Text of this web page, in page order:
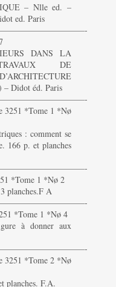
– Nlle ed. –
ed. Paris
DANS LA
DE
Didot éd. Paris
*Tome 1 *Nø
: comment se
166 p. et planches
*Tome 1 *Nø 2
planches.F A
*Tome 1 *Nø 4
à donner aux
*Tome 2 *Nø
planches. F.A.